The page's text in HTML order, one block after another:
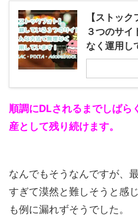
【ストッ
３つのサイ
なく運用し
順調にDLされるまでしばら
産として残り続けます。
なんでもそうなんですが、
すぎて漠然と難しそうと感
も例に漏れずそうでした。